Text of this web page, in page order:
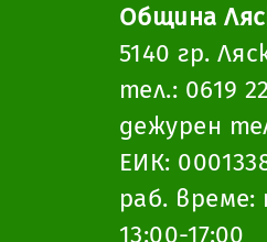
Община
5140 гр.
тел.: 0619
дежурен
ЕИК:
раб. време:
13:00-17:00